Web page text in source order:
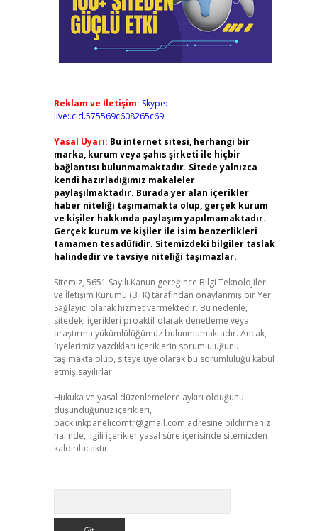
Reklam ve İletişim: Skype:
live:.cid.575569c608265c69
Yasal Uyarı: Bu internet sitesi, herhangi bir
marka, kurum veya şahıs şirketi ile hiçbir
bağlantısı bulunmamaktadır. Sitede yalnızca
kendi hazırladığımız makaleler
paylaşılmaktadır. Burada yer alan içerikler
haber niteliği taşımamakta olup, gerçek kurum
ve kişiler hakkında paylaşım yapılmamaktadır.
Gerçek kurum ve kişiler ile isim benzerlikleri
tamamen tesadüfidir. Sitemizdeki bilgiler taslak
halindedir ve tavsiye niteliği taşımazlar.
Sitemiz, 5651 Sayılı Kanun gereğince Bilgi Teknolojileri
ve İletişim Kurumu (BTK) tarafından onaylanmış bir Yer
Sağlayıcı olarak hizmet vermektedir. Bu nedenle,
sitedeki içerikleri proaktif olarak denetleme veya
araştırma yükümlülüğümüz bulunmamaktadır. Ancak,
üyelerimiz yazdıkları içeriklerin sorumluluğunu
taşımakta olup, siteye üye olarak bu sorumluluğu kabul
etmiş sayılırlar.
Hukuka ve yasal düzenlemelere aykırı olduğunu
düşündüğünüz içerikleri,
backlinkpanelicomtr@gmail.com adresine bildirmeniz
halinde, ilgili içerikler yasal süre içerisinde sitemizden
kaldırılacaktır.